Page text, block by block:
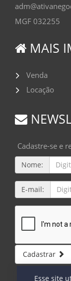
Esse site
MGF 032255
MAIS
Venda
Locação
Cadastre-se e
Nome:
E-mail:
Cadastrar